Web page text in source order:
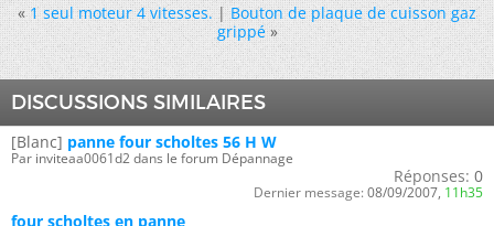
« 1 seul moteur 4 vitesses.|Bouton de plaque de cuisson gaz
grippé »
DISCUSSIONS SIMILAIRES
[Blanc] panne four scholtes 56 H W
Par inviteaa0061d2 dans le forum Dépannage
Réponses: 0
Dernier message: 08/09/2007, 11h35
four scholtes en panne